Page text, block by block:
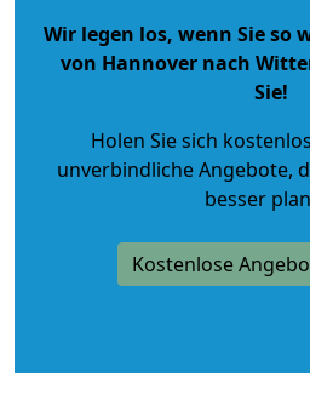
Wir legen los, wenn Sie so
von Hannover nach
Sie!
Holen Sie sich
unverbindliche Angebote,
besser
Kostenlose